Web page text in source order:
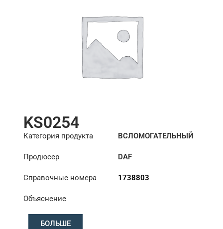
KS0254
Категория продукта
ВСЛОМОГАТЕЛЬНЫЙ
УПРАВЛЕНИЯ
Продюсер DAF
Справочные номера 1738803
Объяснение
БОЛЬШЕ